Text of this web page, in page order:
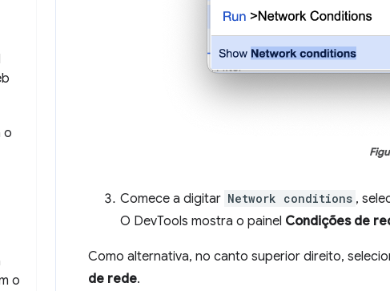
o
o
Comece a digitar Network conditions ,
O DevTools mostra o painel Condições de
Como alternativa, no canto superior direito,
de rede.